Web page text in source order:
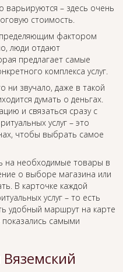
варьируются – здесь очень
стоимость.
фактором
люди отдают
предлагает самые
комплекса услуг.
ни звучало, даже в такой
думать о деньгах.
и связаться сразу с
услуг – это
чтобы выбрать самое
на необходимые товары в
о выборе магазина или
В карточке каждой
услуг – то есть
удобный маршрут на карте
самыми